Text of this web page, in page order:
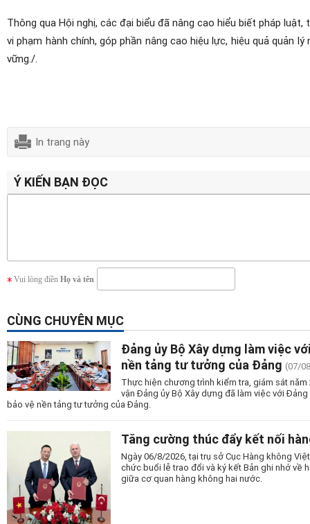
Thông qua Hội nghị, các đại biểu đã nâng cao hiểu biết pháp
vi phạm hành chính, góp phần nâng cao hiệu lực, hiệu quả quản
vững./.
In trang này
Ý KIẾN BẠN ĐỌC
Vui lòng điền Họ và tên
CÙNG CHUYÊN MỤC
Đảng ủy Bộ Xây dựng làm việc
nền tảng tư tưởng của Đảng (07/
Thực hiện chương trình kiểm tra, giám sát
vận Đảng ủy Bộ Xây dựng đã làm việc với
bảo vệ nền tảng tư tưởng của Đảng.
Tăng cường thúc đẩy kết nối
Ngày 06/8/2026, tại trụ sở Cục Hàng không
chức buổi lễ trao đổi và ký kết Bản ghi nhớ về
giữa cơ quan hàng không hai nước.